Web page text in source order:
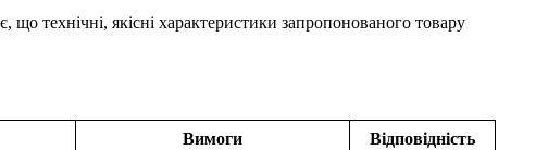
технічні, якісні характеристики запропонованого товару
Вимоги Відповідність